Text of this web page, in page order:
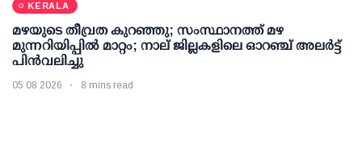
KERALA
മഴയുടെ തീവ്രത കുറഞ്ഞു; സംസ്ഥാനത്ത് മഴ
മുന്നറിയിപ്പിൽ മാറ്റം; നാല് ജില്ലകളിലെ ഓറഞ്ച് അലർട്ട്
പിൻവലിച്ചു
05 08 2026 8 mins read